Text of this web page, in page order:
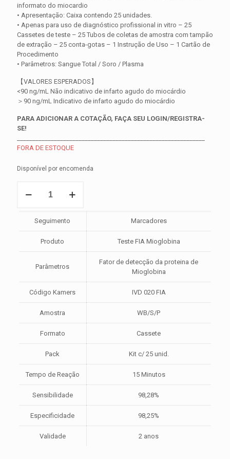
informato do miocardio
• Apresentação: Caixa contendo 25 unidades.
• Apenas para uso de diagnóstico profissional in vitro – 25
Cassetes de teste – 25 Tubos de coletas de amostra com tampão
de extração – 25 conta-gotas – 1 Instrução de Uso – 1 Cartão de
Procedimento
• Parâmetros: Sangue Total / Soro / Plasma
【VALORES ESPERADOS】
<90 ng/mL Não indicativo de infarto agudo do miocárdio
＞90 ng/mL Indicativo de infarto agudo do miocárdio
PARA ADICIONAR A COTAÇÃO, FAÇA SEU LOGIN/REGISTRA-
SE!
FORA DE ESTOQUE
Disponível por encomenda
FIA
Seguimento Marcadores
Produto Teste FIA Mioglobina
Parâmetros
Fator de detecção da proteina de
Mioglobina
Código Kamers IVD 020 FIA
Amostra WB/S/P
Formato Cassete
Pack Kit c/ 25 unid.
Tempo de Reação 15 Minutos
Sensibilidade 98,28%
Especificidade 98,25%
Validade 2 anos